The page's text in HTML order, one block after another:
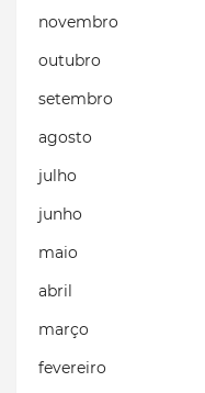
novembro
outubro
setembro
agosto
julho
junho
maio
abril
março
fevereiro